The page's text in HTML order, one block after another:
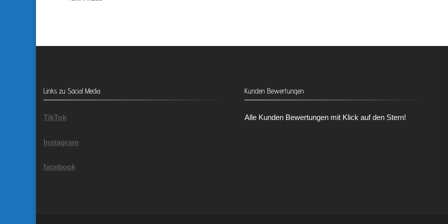
Links zu Social Media
TikTok
Instagram
facebook
Kunden Bewertungen
Alle Kunden Bewertungen mit Klick auf den Stern!